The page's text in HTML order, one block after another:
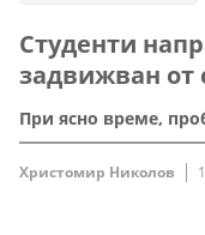
Студенти
задвижван от
При ясно време,
Христомир Николов